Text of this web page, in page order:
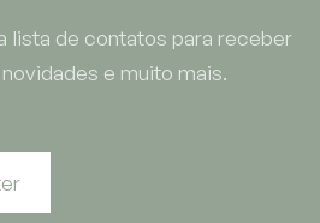
lista de contatos para receber
e muito mais.